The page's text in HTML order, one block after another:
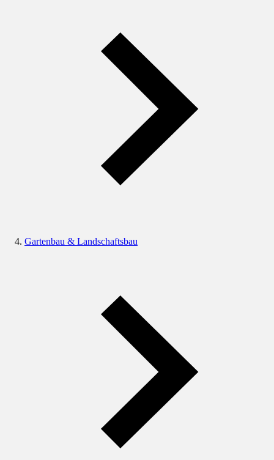
Gartenbau & Landschaftsbau